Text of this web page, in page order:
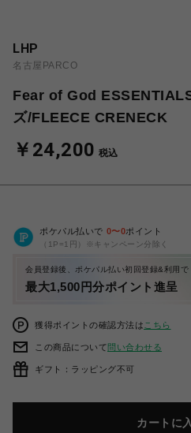
LHP
名古屋PARCO
Fear of God
ズ/FLEECE CRENECK
￥24,200 税込
ポケパル払いで 0〜0ポイント
（1P=1円）※キャンペーン分除く
会員登録後、ポケパル払い初回登録&利用で
最大1,500円分ポイント進呈
獲得ポイントの確認方法は こちら
この商品について問い合わせる
ギフト：ラッピング不可
カートに